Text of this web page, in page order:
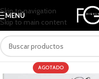
Skip to navigation
Skip to main content
MENÚ
AGOTADO